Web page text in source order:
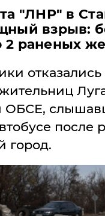
"ЛНР" в
взрыв:
раненых
ОБСЕ,
после
город.